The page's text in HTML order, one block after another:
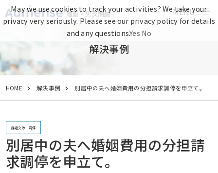
MENU
離婚・男女問題
解決事例
HOME 解決事例 別居中の夫へ婚姻費用の分担請求調停を申立て。
離婚交渉・調停
別居中の夫へ婚姻費用の分担請
求調停を申立て。
May we use cookies to track your activities? We take your
privacy very seriously. Please see our privacy policy for details
and any questions.Yes No